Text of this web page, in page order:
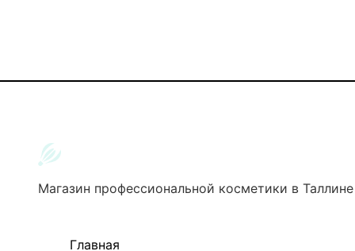
Магазин профессиональной косметики в Таллине
Главная